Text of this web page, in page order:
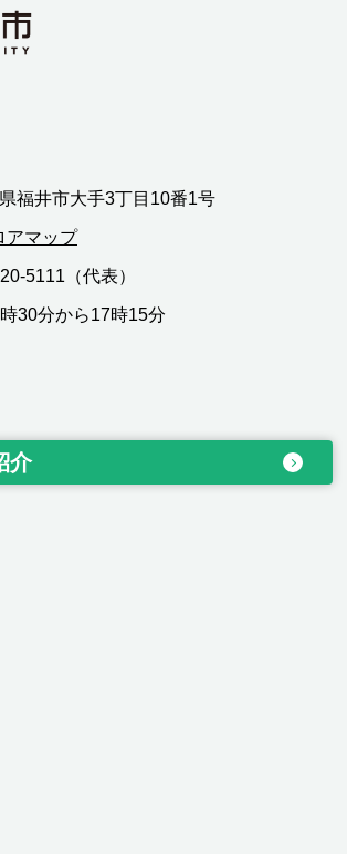
福井市大手3丁目10番1号
アマップ
5111（代表）
30分から17時15分
介